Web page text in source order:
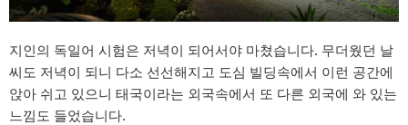
지인의 독일어 시험은 저녁이 되어서야 마쳤습니다. 무더웠던 날
씨도 저녁이 되니 다소 선선해지고 도심 빌딩속에서 이런 공간에
앉아 쉬고 있으니 태국이라는 외국속에서 또 다른 외국에 와 있는
느낌도 들었습니다.